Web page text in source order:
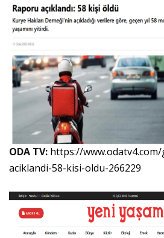
ODA TV: https://
aciklandi-58-kisi-oldu-266229